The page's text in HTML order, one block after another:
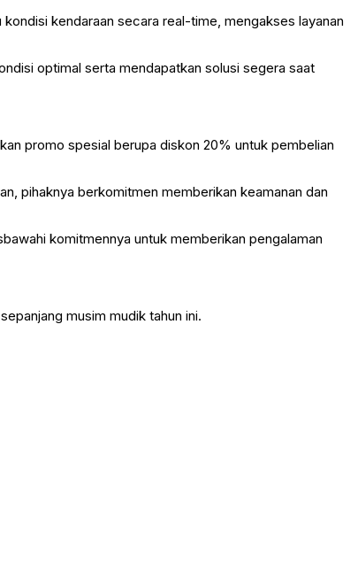
kendaraan secara real-time, mengakses layanan
optimal serta mendapatkan solusi segera saat
promo spesial berupa diskon 20% untuk pembelian
pihaknya berkomitmen memberikan keamanan dan
komitmennya untuk memberikan pengalaman
musim mudik tahun ini.